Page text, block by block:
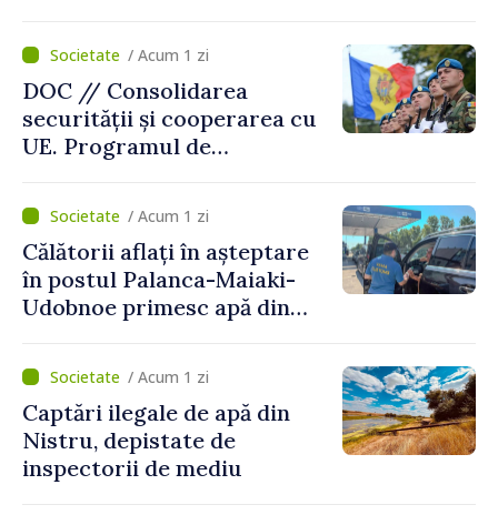
/ Acum 1 zi
DOC // Consolidarea
securității și cooperarea cu
UE. Programul de
Naționale de Apărare pentru
perioada 2024–2034,
publicat în Monitorul Oficial
/ Acum 1 zi
Călătorii aflați în așteptare
în postul Palanca-Maiaki-
Udobnoe primesc apă din
și a polițiștilor de frontieră
/ Acum 1 zi
Captări ilegale de apă din
Nistru, depistate de
inspectorii de mediu